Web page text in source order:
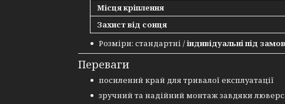
Місця кріплення
Захист від сонця
Розміри: стандартні /індивідуальні під
Переваги
посилений край для тривалої експлуатації
зручний та надійний монтаж завдяки